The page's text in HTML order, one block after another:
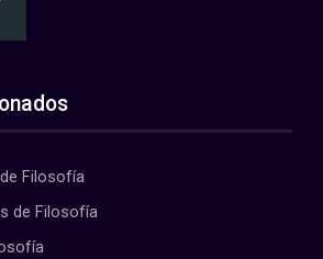
Filosofía
de Filosofía